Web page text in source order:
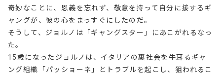
奇妙なことに、恩義を忘れず、敬意を持って自分に接するギ
ャングが、彼の心をまっすぐにしたのだ。
そうして、ジョルノは「ギャングスター」にあこがれるなっ
た。
15歳になったジョルノは、イタリアの裏社会を牛耳るギャ
ング組織「パッショーネ」とトラブルを起こし、狙われるこ